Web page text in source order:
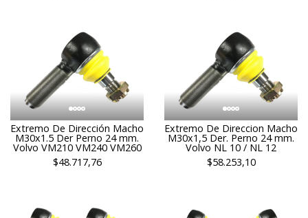
Extremo De Dirección Macho
M30x1.5 Der Perno 24 mm.
Volvo VM210 VM240 VM260
$48.717,76
Extremo De Direccion Macho
M30x1,5 Der. Perno 24 mm.
Volvo NL 10 / NL 12
$58.253,10